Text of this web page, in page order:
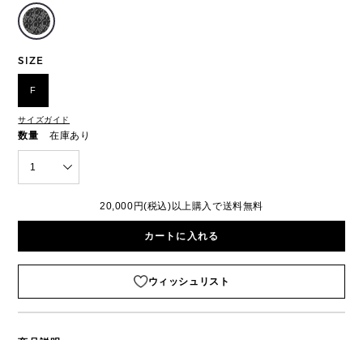
SIZE
F
サイズガイド
数量 在庫あり
1
20,000円(税込)以上購入で送料無料
カートに入れる
ウィッシュリスト